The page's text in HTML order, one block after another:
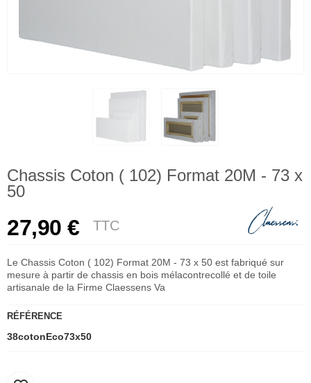
Chassis Coton ( 102) Format 20M - 73 x
50
27,90 € TTC
Le Chassis Coton ( 102) Format 20M - 73 x 50 est fabriqué sur
mesure à partir de chassis en bois mélacontrecollé et de toile
artisanale de la Firme Claessens Va
RÉFÉRENCE
38cotonEco73x50